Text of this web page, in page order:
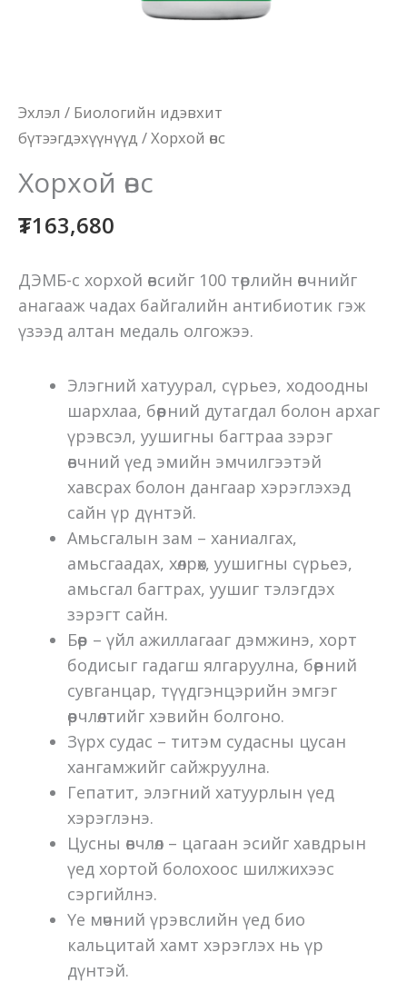
Эхлэл / Биологийн идэвхит
бүтээгдэхүүнүүд / Хорхой өвс
Хорхой өвс
₮163,680
ДЭМБ-с хорхой өвсийг 100 төрлийн өвчнийг
анагааж чадах байгалийн антибиотик гэж
үзээд алтан медаль олгожээ.
Элэгний хатуурал, сүрьеэ, ходоодны
шархлаа, бөөрний дутагдал болон архаг
үрэвсэл, уушигны багтраа зэрэг
өвчний үед эмийн эмчилгээтэй
хавсрах болон дангаар хэрэглэхэд
сайн үр дүнтэй.
Амьсгалын зам – ханиалгах,
амьсгаадах, хөлрөх, уушигны сүрьеэ,
амьсгал багтрах, уушиг тэлэгдэх
зэрэгт сайн.
Бөөр – үйл ажиллагааг дэмжинэ, хорт
бодисыг гадагш ялгаруулна, бөөрний
сувганцар, түүдгэнцэрийн эмгэг
өөрчлөлтийг хэвийн болгоно.
Зүрх судас – титэм судасны цусан
хангамжийг сайжруулна.
Гепатит, элэгний хатуурлын үед
хэрэглэнэ.
Цусны өвчлөл – цагаан эсийг хавдрын
үед хортой болохоос шилжихээс
сэргийлнэ.
Үе мөчний үрэвслийн үед био
кальцитай хамт хэрэглэх нь үр
дүнтэй.